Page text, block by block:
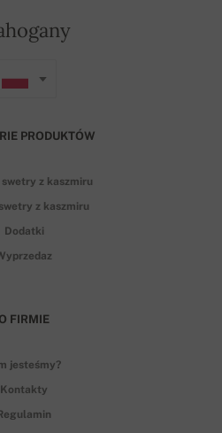
PRODUKTÓW
z kaszmiru
z kaszmiru
Dodatki
O FIRMIE
jesteśmy?
Kontakty